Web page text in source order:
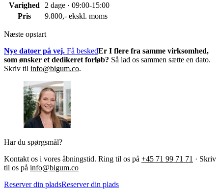
Varighed
2 dage · 09:00-15:00
Pris
9.800,- ekskl. moms
Næste opstart
Nye datoer på vej. Få beskedEr I flere fra samme virksomhed,
som ønsker et dedikeret forløb? Så lad os sammen sætte en dato.
Skriv til info@bigum.co.
Har du spørgsmål?
Kontakt os i vores åbningstid. Ring til os på +45 71 99 71 71 · Skriv
til os på info@bigum.co
Reserver din pladsReserver din plads